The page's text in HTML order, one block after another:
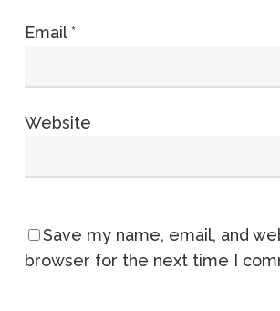
Email*
Website
Save my name, email, and
browser for the next time I